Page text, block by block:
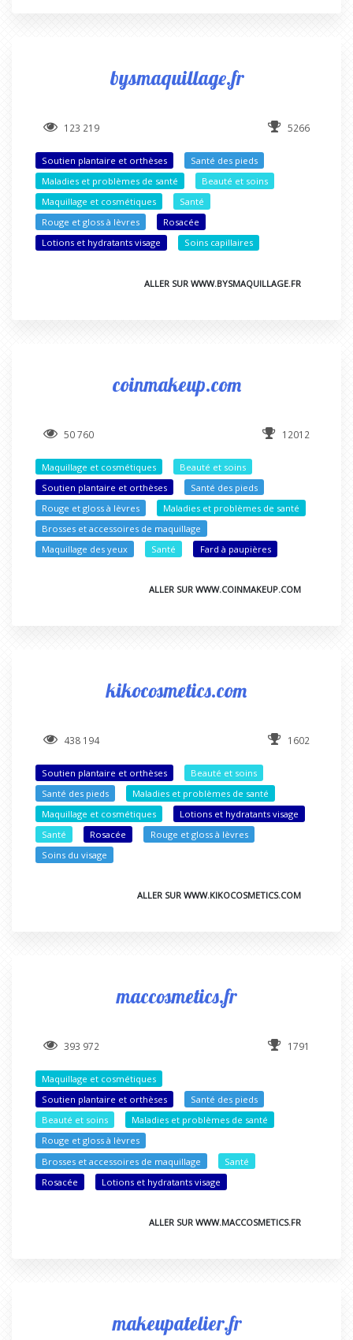
bysmaquillage.fr
123 219 5266
Soutien plantaire et orthèses
Santé des pieds
Maladies et problèmes de santé
Beauté et soins
Maquillage et cosmétiques
Santé
Rouge et gloss à lèvres
Rosacée
Lotions et hydratants visage
Soins capillaires
ALLER SUR WWW.BYSMAQUILLAGE.FR
coinmakeup.com
50 760 12012
Maquillage et cosmétiques
Beauté et soins
Soutien plantaire et orthèses
Santé des pieds
Rouge et gloss à lèvres
Maladies et problèmes de santé
Brosses et accessoires de maquillage
Maquillage des yeux
Santé Fard à paupières
ALLER SUR WWW.COINMAKEUP.COM
kikocosmetics.com
438 194 1602
Soutien plantaire et orthèses
Beauté et soins
Santé des pieds
Maladies et problèmes de santé
Maquillage et cosmétiques
Lotions et hydratants visage
Santé
Rosacée
Rouge et gloss à lèvres
Soins du visage
ALLER SUR WWW.KIKOCOSMETICS.COM
maccosmetics.fr
393 972 1791
Maquillage et cosmétiques
Soutien plantaire et orthèses
Santé des pieds
Beauté et soins
Maladies et problèmes de santé
Rouge et gloss à lèvres
Brosses et accessoires de maquillage
Santé
Rosacée
Lotions et hydratants visage
ALLER SUR WWW.MACCOSMETICS.FR
makeupatelier.fr